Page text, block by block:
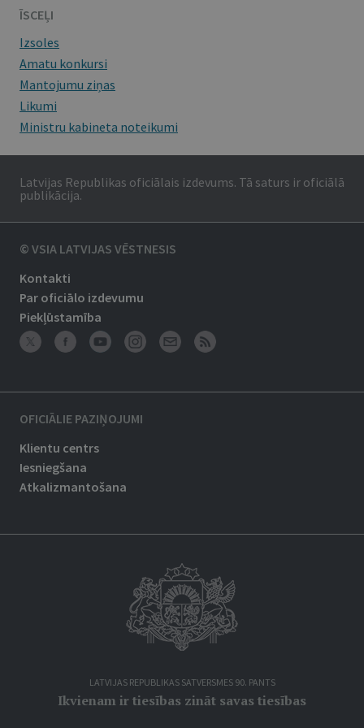
ĪSCEĻI
Izsoles
Amatu konkursi
Mantojumu ziņas
Likumi
Ministru kabineta noteikumi
Latvijas Republikas oficiālais izdevums. Tā saturs ir oficiālā
publikācija.
© VSIA LATVIJAS VĒSTNESIS
Kontakti
Par oficiālo izdevumu
Piekļūstamība
OFICIĀLIE PAZIŅOJUMI
Klientu centrs
Iesniegšana
Atkalizmantošana
LATVIJAS REPUBLIKAS SATVERSMES 90. PANTS
Ikvienam ir tiesības zināt savas tiesības